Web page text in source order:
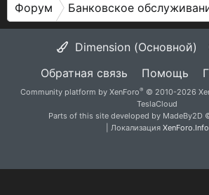
Форум Банковское
Dimension (Основной)
Обратная связь
Помощь
Community platform by XenForo® © 2010-2026
TeslaCloud
Parts of this site developed by MadeBy2D
| Локализация XenForo.Info